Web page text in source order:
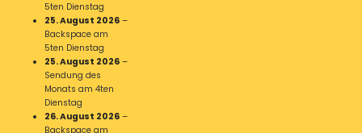
5ten Dienstag
25. August 2026 –
Backspace am
5ten Dienstag
25. August 2026 –
Sendung des
Monats am 4ten
Dienstag
26. August 2026 –
Backspace am